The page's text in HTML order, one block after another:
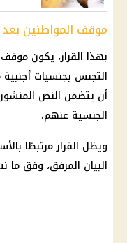
موقف المواطنين بعد
التجنس بجنسيات
أن يتضمن النص
الجنسية عنهم.
ويظل القرار مرتبطًا
البيان المرفق، وفق ما